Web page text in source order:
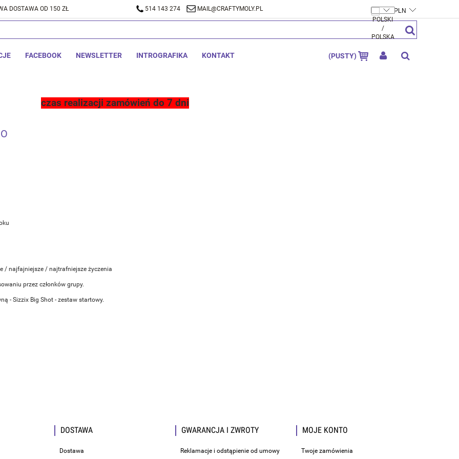
DOSTAWA OD 150 ZŁ 514 143 274 MAIL@CRAFTYMOLY.PL ZALOGUJ SIĘ
(PUSTY)
FACEBOOK NEWSLETTER INTROGRAFIKA KONTAKT
czas realizacji zamówień do 7 dni
/ najfajniejsze / najtrafniejsze życzenia
przez członków grupy.
- Sizzix Big Shot - zestaw startowy.
DOSTAWA
Dostawa
GWARANCJA I ZWROTY
Reklamacje i odstąpienie od umowy
MOJE KONTO
Twoje zamówienia